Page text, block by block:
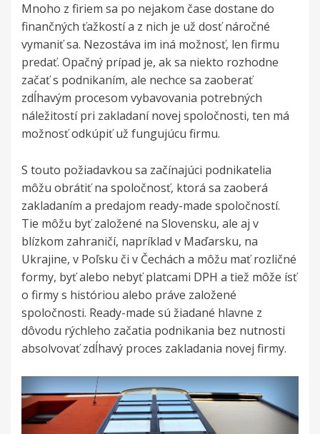
Mnoho z firiem sa po nejakom čase dostane do
finančných ťažkostí a z nich je už dosť náročné
vymaniť sa. Nezostáva im iná možnosť, len firmu
predať. Opačný prípad je, ak sa niekto rozhodne
začať s podnikaním, ale nechce sa zaoberať
zdĺhavým procesom vybavovania potrebných
náležitostí pri zakladaní novej spoločnosti, ten má
možnosť odkúpiť už fungujúcu firmu.
S touto požiadavkou sa začínajúci podnikatelia
môžu obrátiť na spoločnosť, ktorá sa zaoberá
zakladaním a predajom ready-made spoločností.
Tie môžu byť založené na Slovensku, ale aj v
blízkom zahraničí, napríklad v Maďarsku, na
Ukrajine, v Poľsku či v Čechách a môžu mať rozličné
formy, byť alebo nebyť platcami DPH a tiež môže ísť
o firmy s históriou alebo práve založené
spoločnosti. Ready-made sú žiadané hlavne z
dôvodu rýchleho začatia podnikania bez nutnosti
absolvovať zdĺhavý proces zakladania novej firmy.